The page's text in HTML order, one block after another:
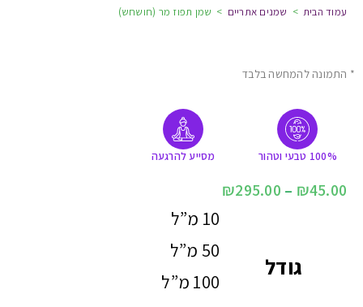
עמוד הבית > שמנים אתריים > שמן תפוז מר (חושחש)
₪45.00
–
₪295.00
גודל
10 מ”ל
50 מ”ל
100 מ”ל
* התמונה להמחשה בלבד
100% טבעי וטהור מסייע להרגעה